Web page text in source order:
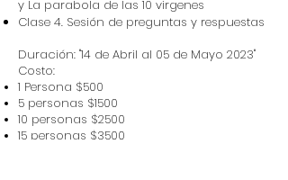
y La parabola de las 10 virgenes
Clase 4. Sesión de preguntas y respuestas
Duración: "14 de Abril al 05 de Mayo 2023"
Costo:
1 Persona $500
5 personas $1500
10 personas $2500
15 personas $3500